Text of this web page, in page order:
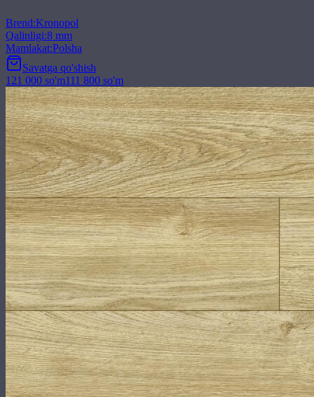
Brend:Kronopol
Qalinligi:8 mm
Mamlakat:Polsha
Savatga qo'shish
121 000 so'm111 800 so'm